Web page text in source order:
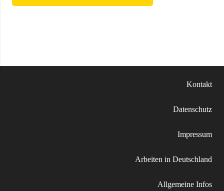
Kontakt
Datenschutz
Impressum
Arbeiten in Deutschland
Allgemeine Infos